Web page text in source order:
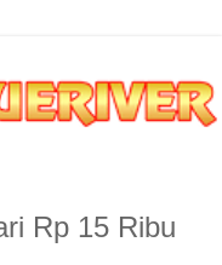
Rp 15 Ribu